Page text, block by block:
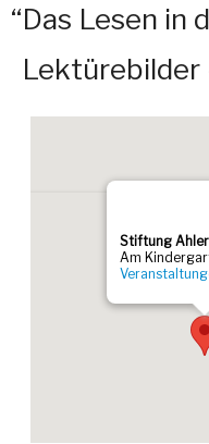
“Das Lesen in
Lektürebilder
Stif­tung
Am